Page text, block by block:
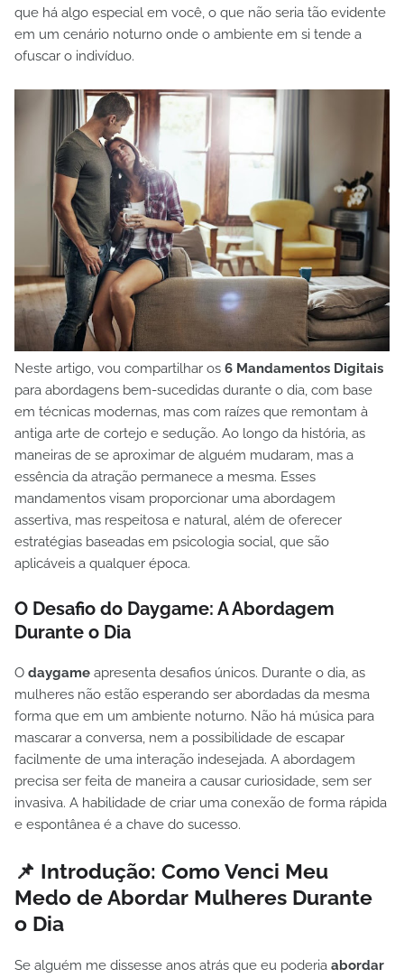
que há algo especial em você, o que não seria tão evidente
em um cenário noturno onde o ambiente em si tende a
ofuscar o indivíduo.
Neste artigo, vou compartilhar os 6 Mandamentos Digitais
para abordagens bem-sucedidas durante o dia, com base
em técnicas modernas, mas com raízes que remontam à
antiga arte de cortejo e sedução. Ao longo da história, as
maneiras de se aproximar de alguém mudaram, mas a
essência da atração permanece a mesma. Esses
mandamentos visam proporcionar uma abordagem
assertiva, mas respeitosa e natural, além de oferecer
estratégias baseadas em psicologia social, que são
aplicáveis a qualquer época.
O Desafio do Daygame: A Abordagem
Durante o Dia
O daygame apresenta desafios únicos. Durante o dia, as
mulheres não estão esperando ser abordadas da mesma
forma que em um ambiente noturno. Não há música para
mascarar a conversa, nem a possibilidade de escapar
facilmente de uma interação indesejada. A abordagem
precisa ser feita de maneira a causar curiosidade, sem ser
invasiva. A habilidade de criar uma conexão de forma rápida
e espontânea é a chave do sucesso.
📌 Introdução: Como Venci Meu
Medo de Abordar Mulheres Durante
o Dia
Se alguém me dissesse anos atrás que eu poderia abordar